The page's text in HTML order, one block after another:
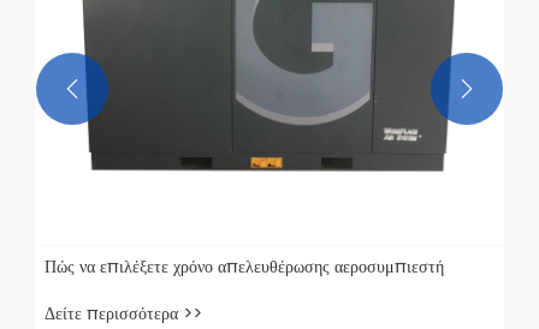
Πώς να επιλέξετε χρόνο απελευθέρωσης αεροσυμπιεστή
Δείτε περισσότερα >>
 